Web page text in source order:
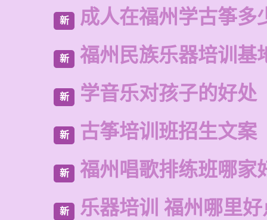
新 成人在福州学古筝多
新 福州民族乐器培训基
新 学音乐对孩子的好处
新 古筝培训班招生文案
新 福州唱歌排练班哪家
新 乐器培训 福州哪里